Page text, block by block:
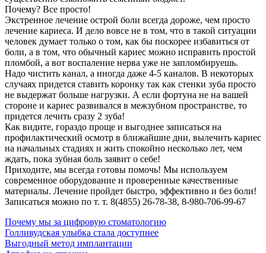
Почему? Все просто!
Экстренное лечение острой боли всегда дороже, чем просто
лечение кариеса. И дело вовсе не в том, что в такой ситуации
человек думает только о том, как бы поскорее избавиться от
боли, а в том, что обычный кариес можно исправить простой
пломбой, а вот воспаление нерва уже не запломбируешь.
Надо чистить канал, а иногда даже 4-5 каналов. В некоторых
случаях придется ставить коронку так как стенки зуба просто
не выдержат больше нагрузки. А если фортуна не на вашей
стороне и кариес развивался в межзубном пространстве, то
придется лечить сразу 2 зуба!
Как видите, гораздо проще и выгоднее записаться на
профилактический осмотр в ближайшие дни, вылечить кариес
на начальных стадиях и жить спокойно несколько лет, чем
ждать, пока зубная боль заявит о себе!
Приходите, мы всегда готовы помочь! Мы используем
современное оборудование и проверенные качественные
материалы. Лечение пройдет быстро, эффективно и без боли!
Записаться можно по т. т. 8(4855) 26-78-38, 8-980-706-99-67
Почему мы за цифровую стоматологию
Голливудская улыбка стала доступнее
Выгодный метод имплантации